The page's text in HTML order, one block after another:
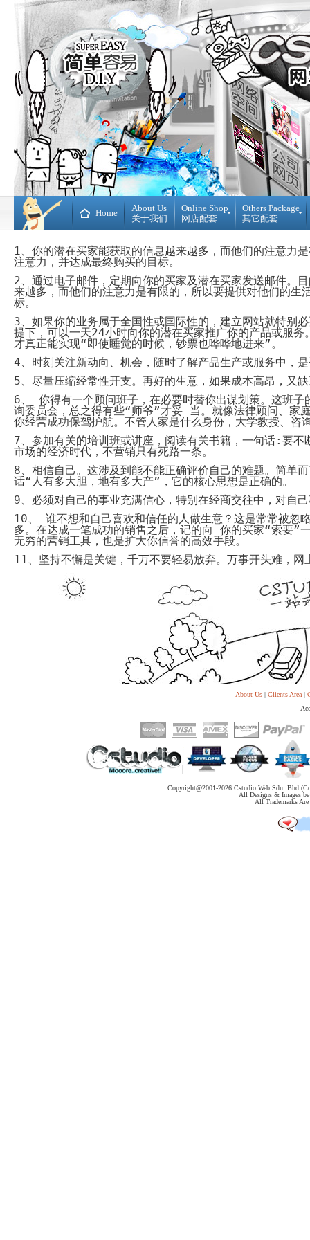
Home
About Us
关于我们
Online Shop
网店配套
Made
网
店
Made
高
级
店
CMS
Web
其
他
智
能
网
店
FBSTORE
订
单/
爆
单
系
统
Decoration
模
化
计
Others Package
其它配套
WebBuilder
站
Loan
贷
款
系
统
MLM
Investment
资
系
统
Cash
金
网
系
统
Penny
Auction
卖
网
Procurement
购
统
Static
Webpage
网
计
1、你的潜在买家能获取的信息越来越多，而他们的注意力
注意力，并达成最终购买的目标。
2、通过电子邮件，定期向你的买家及潜在买家发送邮件。
来越多，而他们的注意力是有限的，所以要提供对他们的
标。
3、如果你的业务属于全国性或国际性的，建立网站就特别
提下，可以一天24小时向你的潜在买家推广你的产品或服务
才真正能实现“即使睡觉的时候，钞票也哗哗地进来”。
4、时刻关注新动向、机会，随时了解产品生产或服务中，
5、尽量压缩经常性开支。再好的生意，如果成本高昂，又
6、 你得有一个顾问班子，在必要时替你出谋划策。这班
询委员会，总之得有些“师爷”才妥 当。就像法律顾问、家
你经营成功保驾护航。不管人家是什么身份，大学教授、
7、参加有关的培训班或讲座，阅读有关书籍，一句话: 要不
市场的经济时代，不营销只有死路一条。
8、相信自己。这涉及到能不能正确评价自己的难题。简单
话“人有多大胆，地有多大产”，它的核心思想是正确的。
9、必须对自己的事业充满信心，特别在经商交往中，对自
10、 谁不想和自己喜欢和信任的人做生意？这是常常被忽
多。在达成一笔成功的销售之后，记的向 你的买家“索要”
无穷的营销工具，也是扩大你信誉的高效手段。
11、坚持不懈是关键，千万不要轻易放弃。 万事开头难，网
About Us| Clients Area|
Copyright@2001-2026 Cstudio Web Sdn.
All Designs & Images
All Trademarks